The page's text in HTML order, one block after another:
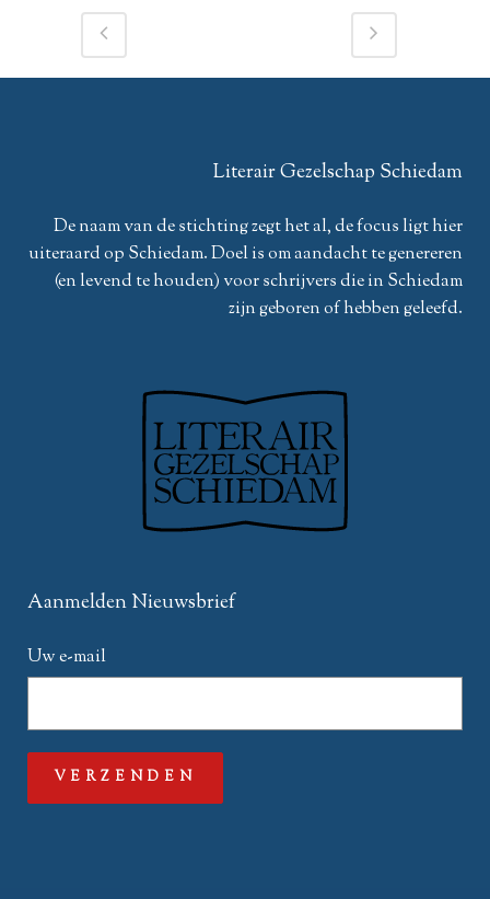
Literair Gezelschap Schiedam
De naam van de stichting zegt het al, de focus ligt hier
uiteraard op Schiedam. Doel is om aandacht te genereren
(en levend te houden) voor schrijvers die in Schiedam
zijn geboren of hebben geleefd.
Aanmelden Nieuwsbrief
Uw e-mail